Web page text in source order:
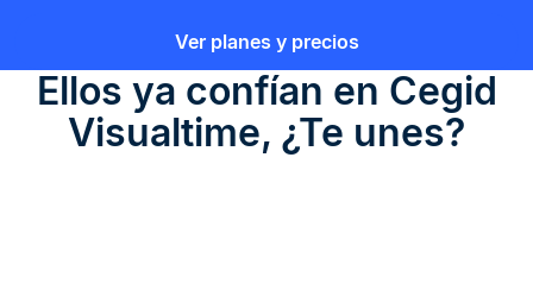
Ver planes y precios
Ellos ya confían en Cegid
Visualtime, ¿Te unes?